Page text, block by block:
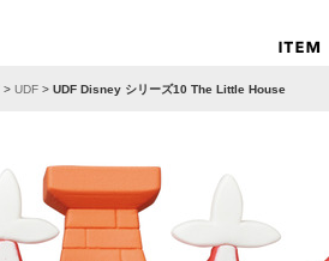
> UDF > UDF Disney シリーズ10 The Little House